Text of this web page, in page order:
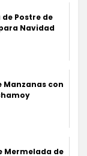
de Postre de
Navidad
Manzanas con
Mermelada de